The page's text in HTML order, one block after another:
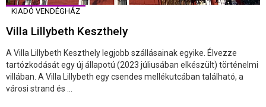
KIADÓ VENDÉGHÁZ
Villa Lillybeth Keszthely
A Villa Lillybeth Keszthely legjobb szállásainak egyike. Élvezze
tartózkodását egy új állapotú (2023 júliusában elkészült) történelmi
villában. A Villa Lillybeth egy csendes mellékutcában található, a
városi strand és ...